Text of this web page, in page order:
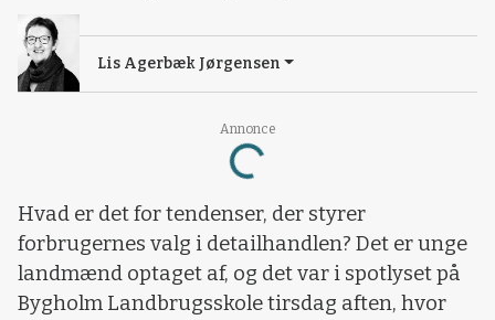
Annonce
Loading...
Lis Agerbæk Jørgensen
Hvad er det for tendenser, der styrer
forbrugernes valg i detailhandlen? Det er unge
landmænd optaget af, og det var i spotlyset på
Bygholm Landbrugsskole tirsdag aften, hvor